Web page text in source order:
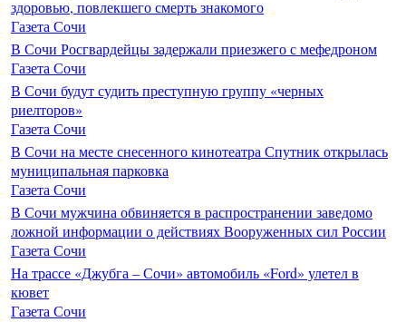
здоровью, повлекшего смерть знакомого
Газета Сочи
В Сочи Росгвардейцы задержали приезжего с мефедроном
Газета Сочи
В Сочи будут судить преступную группу «черных
риелторов»
Газета Сочи
В Сочи на месте снесенного кинотеатра Спутник открылась
муниципальная парковка
Газета Сочи
В Сочи мужчина обвиняется в распространении заведомо
ложной информации о действиях Вооруженных сил России
Газета Сочи
На трассе «Джубга – Сочи» автомобиль «Ford» улетел в
кювет
Газета Сочи